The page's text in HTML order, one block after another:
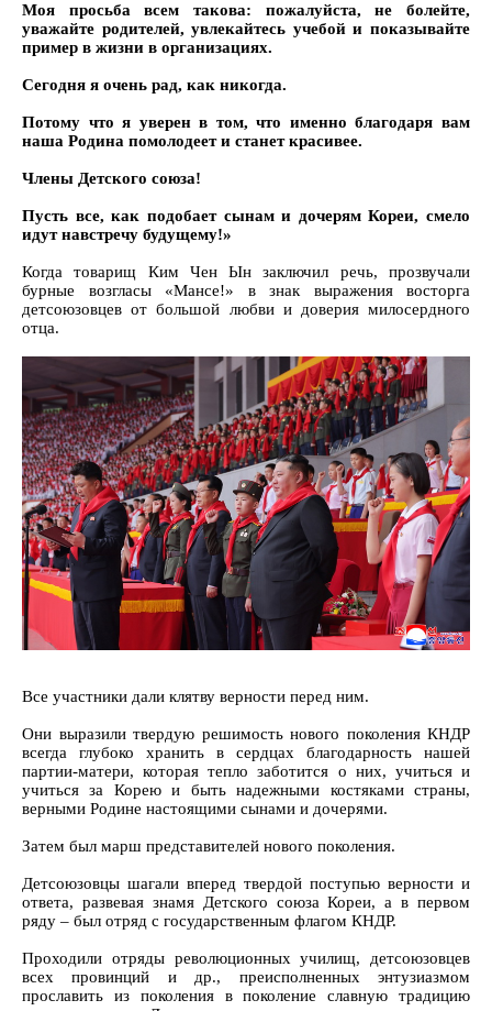
Моя просьба всем такова: пожалуйста, не болейте,
уважайте родителей, увлекайтесь учебой и показывайте
пример в жизни в организациях.
Сегодня я очень рад, как никогда.
Потому что я уверен в том, что именно благодаря вам
наша Родина помолодеет и станет красивее.
Члены Детского союза!
Пусть все, как подобает сынам и дочерям Кореи, смело
идут навстречу будущему!»
Когда товарищ Ким Чен Ын заключил речь, прозвучали
бурные возгласы «Мансе!» в знак выражения восторга
детсоюзовцев от большой любви и доверия милосердного
отца.
Все участники дали клятву верности перед ним.
Они выразили твердую решимость нового поколения КНДР
всегда глубоко хранить в сердцах благодарность нашей
партии-матери, которая тепло заботится о них, учиться и
учиться за Корею и быть надежными костяками страны,
верными Родине настоящими сынами и дочерями.
Затем был марш представителей нового поколения.
Детсоюзовцы шагали вперед твердой поступью верности и
ответа, развевая знамя Детского союза Кореи, а в первом
ряду – был отряд с государственным флагом КНДР.
Проходили отряды революционных училищ, детсоюзовцев
всех провинций и др., преисполненных энтузиазмом
прославить из поколения в поколение славную традицию